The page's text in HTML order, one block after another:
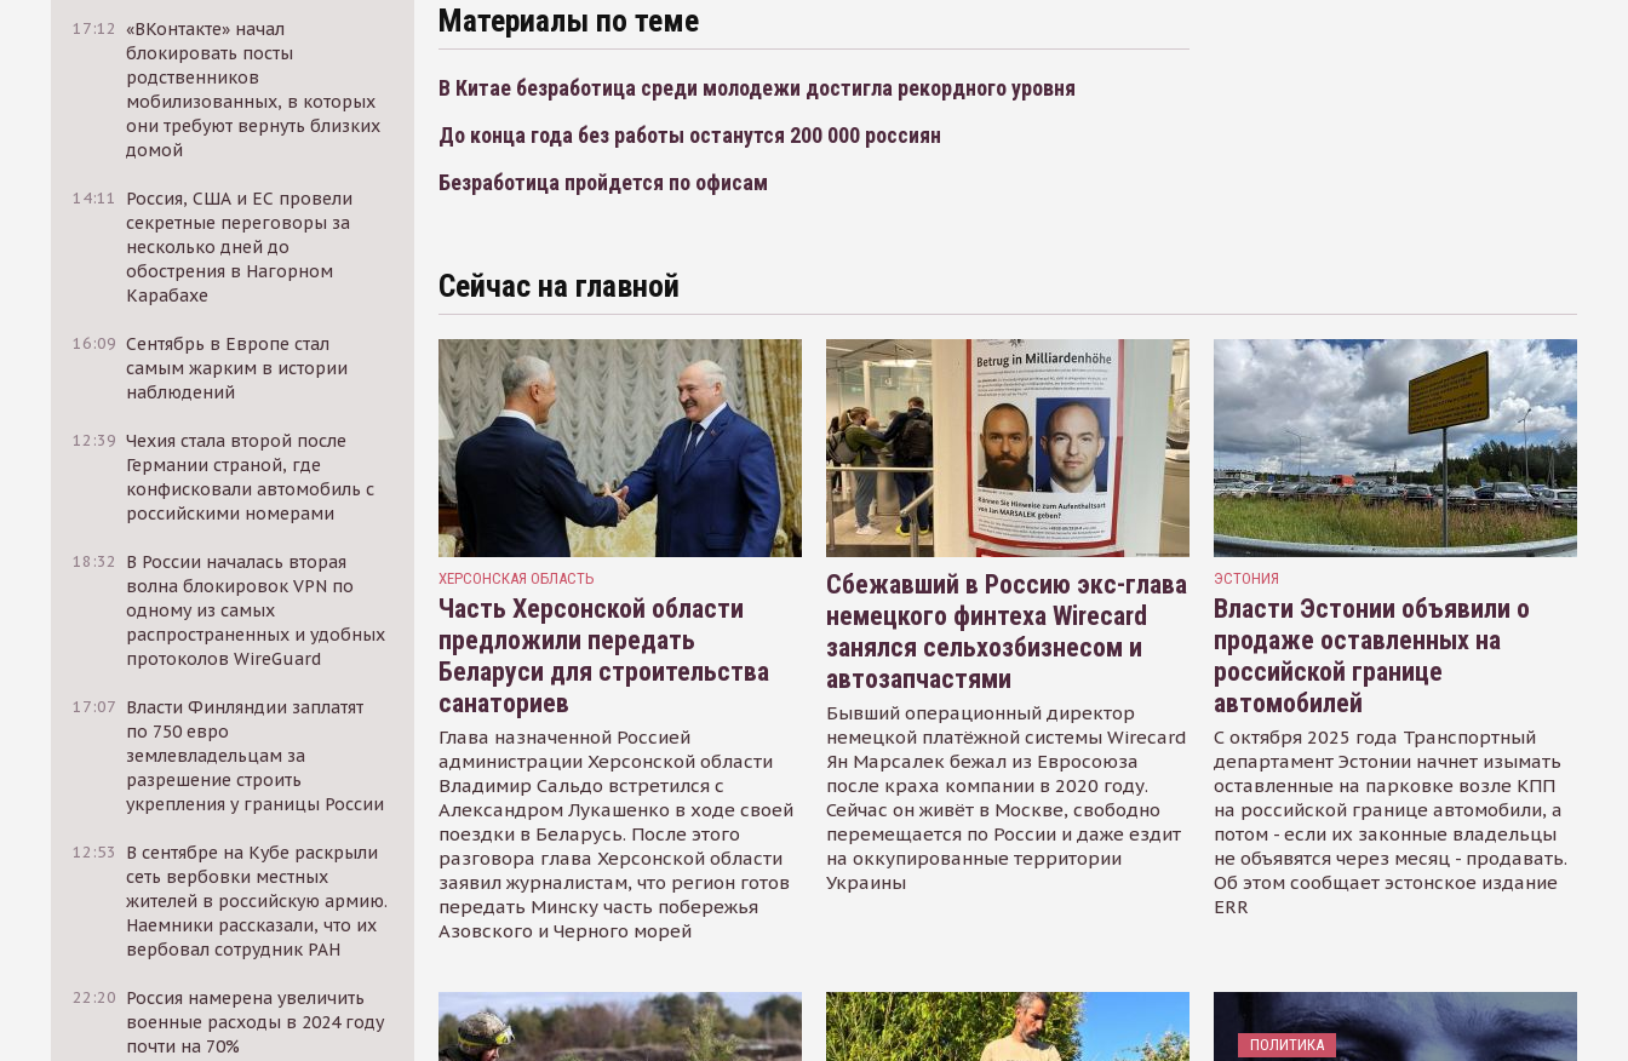
17:12 «ВКонтакте» начал
блокировать посты
родственников
мобилизованных, в которых
они требуют вернуть близких
домой
14:11
Россия, США и ЕС провели
секретные переговоры за
несколько дней до
обострения в Нагорном
Карабахе
16:09 Сентябрь в Европе стал
самым жарким в истории
наблюдений
12:39 Чехия стала второй после
Германии страной, где
конфисковали автомобиль с
российскими номерами
18:32
В России началась вторая
волна блокировок VPN по
одному из самых
распространенных и удобных
протоколов WireGuard
17:07 Власти Финляндии заплатят
по 750 евро
землевладельцам за
разрешение строить
укрепления у границы России
12:53
В сентябре на Кубе раскрыли
сеть вербовки местных
жителей в российскую армию.
Наемники рассказали, что их
вербовал сотрудник РАН
22:20 Россия намерена увеличить
военные расходы в 2024 году
почти на 70%
Материалы по теме
В Китае безработица среди молодежи достигла рекордного уровня
До конца года без работы останутся 200 000 россиян
Безработица пройдется по офисам
Сейчас на главной
ХЕРСОНСКАЯ ОБЛАСТЬ
Часть Херсонской области
предложили передать
Беларуси для строительства
санаториев
Глава назначенной Россией
администрации Херсонской области
Владимир Сальдо встретился с
Александром Лукашенко в ходе своей
поездки в Беларусь. После этого
разговора глава Херсонской области
заявил журналистам, что регион готов
передать Минску часть побережья
Азовского и Черного морей
Сбежавший в Россию экс-глава
немецкого финтеха Wirecard
занялся сельхозбизнесом и
автозапчастями
Бывший операционный директор
немецкой платёжной системы Wirecard
Ян Марсалек бежал из Евросоюза
после краха компании в 2020 году.
Сейчас он живёт в Москве, свободно
перемещается по России и даже ездит
на оккупированные территории
Украины
ЭСТОНИЯ
Власти Эстонии объявили о
продаже оставленных на
российской границе
автомобилей
С октября 2025 года Транспортный
департамент Эстонии начнет изымать
оставленные на парковке возле КПП
на российской границе автомобили, а
потом - если их законные владельцы
не объявятся через месяц - продавать.
Об этом сообщает эстонское издание
ERR
ПОЛИТИКА